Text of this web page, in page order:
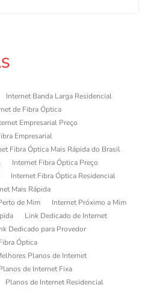
Internet Banda Larga Residencial
de Fibra Óptica
Empresarial Preço
Empresarial
Fibra Óptica Mais Rápida do Brasil
Internet Fibra Óptica Preço
Internet Fibra Óptica Residencial
Mais Rápida
de Mim
Internet Próximo a Mim
Link Dedicado de Internet
Dedicado para Provedor
Óptica
Planos de Internet
de Internet Fixa
Planos de Internet Residencial